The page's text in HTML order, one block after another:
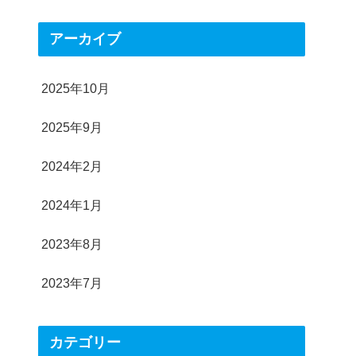
アーカイブ
2025年10月
2025年9月
2024年2月
2024年1月
2023年8月
2023年7月
カテゴリー